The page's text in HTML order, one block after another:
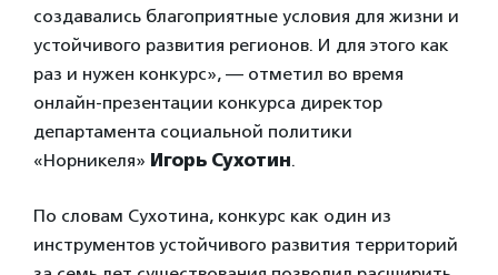
создавались благоприятные условия для жизни и
устойчивого развития регионов. И для этого как
раз и нужен конкурс», — отметил во время
онлайн-презентации конкурса директор
департамента социальной политики
«Норникеля» Игорь Сухотин.
По словам Сухотина, конкурс как один из
инструментов устойчивого развития территорий